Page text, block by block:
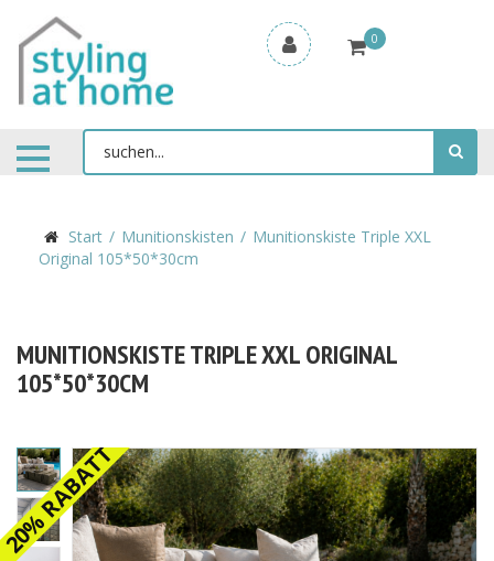
0
Start Munitionskisten
Munitionskiste Triple XXL
Original 105*50*30cm
MUNITIONSKISTE TRIPLE XXL ORIGINAL
105*50*30CM
RABATT